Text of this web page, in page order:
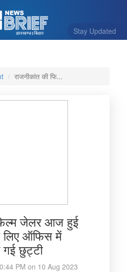
Stay Updated
राजनीकांत की फि...
जेलर आज हुई
लिए ऑफिस में
गई छुट्टी
PM on 10 Aug 2023